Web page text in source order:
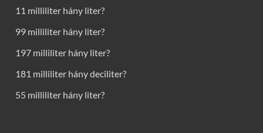
11 milliliter hány liter?
99 milliliter hány liter?
197 milliliter hány liter?
181 milliliter hány deciliter?
55 milliliter hány liter?